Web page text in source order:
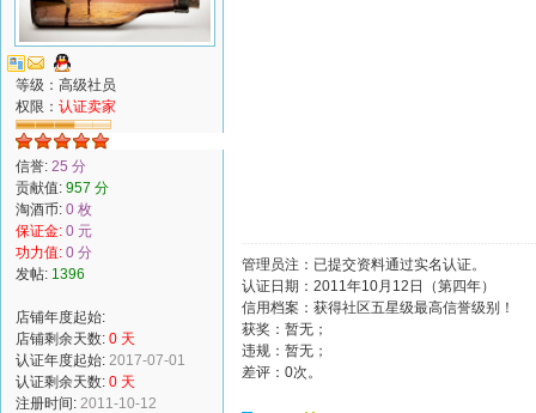
等级：高级社员
权限： 认证卖家
信誉: 25 分
贡献值: 957 分
淘酒币: 0 枚
保证金: 0 元
功力值: 0 分
发帖: 1396
店铺年度起始:
店铺剩余天数: 0 天
认证年度起始: 2017-07-01
认证剩余天数: 0 天
注册时间: 2011-10-12
管理员注：已提交资料通过实名认证。
认证日期：2011年10月12日（第四年）
信用档案：获得社区五星级最高信誉级别！
获奖：暂无；
违规：暂无；
差评：0次。